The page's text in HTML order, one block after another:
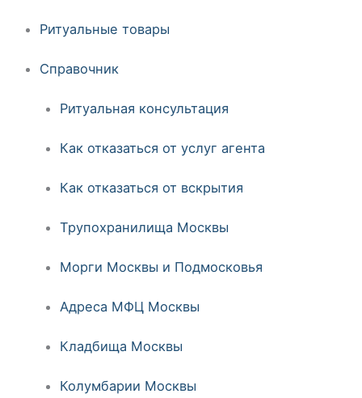
Ритуальные товары
Справочник
Ритуальная консультация
Как отказаться от услуг агента
Как отказаться от вскрытия
Трупохранилища Москвы
Морги Москвы и Подмосковья
Адреса МФЦ Москвы
Кладбища Москвы
Колумбарии Москвы